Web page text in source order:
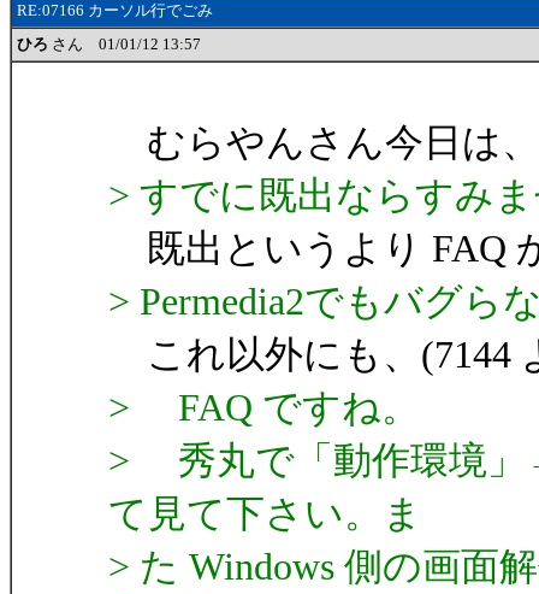
RE:07166 カーソル行でごみ
ひろ さん 01/01/12 13:57
むらやんさん今日は
> すでに既出ならすみ
既出というより FAQ
> Permedia2でもバグら
これ以外にも、(7144
> FAQ ですね。
> 秀丸で「動作環境」
て見て下さい。ま
> た Windows 側の画面